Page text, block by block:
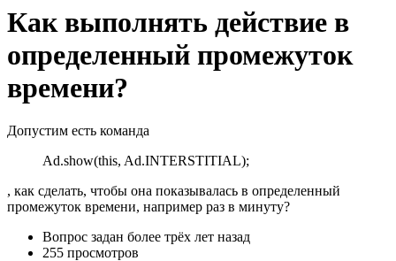
Как выполнять действие в
определенный промежуток
времени?
Допустим есть команда
Ad.show(this, Ad.INTERSTITIAL);
, как сделать, чтобы она показывалась в определенный
промежуток времени, например раз в минуту?
Вопрос задан более трёх лет назад
255 просмотров